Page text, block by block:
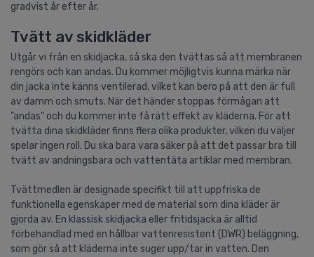
gradvist år efter år.
Tvätt av skidkläder
Utgår vi från en skidjacka, så ska den tvättas så att membranen
rengörs och kan andas. Du kommer möjligtvis kunna märka när
din jacka inte känns ventilerad, vilket kan bero på att den är full
av damm och smuts. När det händer stoppas förmågan att
”andas” och du kommer inte få rätt effekt av kläderna. För att
tvätta dina skidkläder finns flera olika produkter, vilken du väljer
spelar ingen roll. Du ska bara vara säker på att det passar bra till
tvätt av andningsbara och vattentäta artiklar med membran.
Tvättmedlen är designade specifikt till att uppfriska de
funktionella egenskaper med de material som dina kläder är
gjorda av. En klassisk skidjacka eller fritidsjacka är alltid
förbehandlad med en hållbar vattenresistent (DWR) beläggning,
som gör så att kläderna inte suger upp/tar in vatten. Den